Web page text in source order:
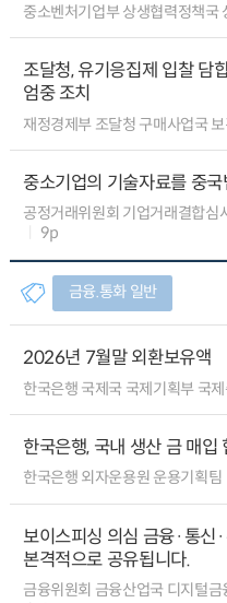
중소벤처기업부 상생협력정책국
조달청, 유기응집제 입찰 담
엄중 조치
재정경제부 조달청 구매사업국
중소기업의 기술자료를 중
공정거래위원회 기업거래결합심
9p
금융.통화 일반
2026년 7월말 외환보유액
한국은행 국제국 국제기획부 국
한국은행, 국내 생산 금 매입
한국은행 외자운용원 운용기획팀
보이스피싱 의심 금융·통신
본격적으로 공유됩니다.
금융위원회 금융산업국 디지털